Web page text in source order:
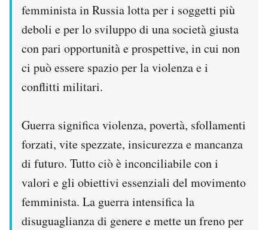
femminista in Russia lotta per i soggetti più
deboli e per lo sviluppo di una società giusta
con pari opportunità e prospettive, in cui non
ci può essere spazio per la violenza e i
conflitti militari.
Guerra significa violenza, povertà, sfollamenti
forzati, vite spezzate, insicurezza e mancanza
di futuro. Tutto ciò è inconciliabile con i
valori e gli obiettivi essenziali del movimento
femminista. La guerra intensifica la
disuguaglianza di genere e mette un freno per